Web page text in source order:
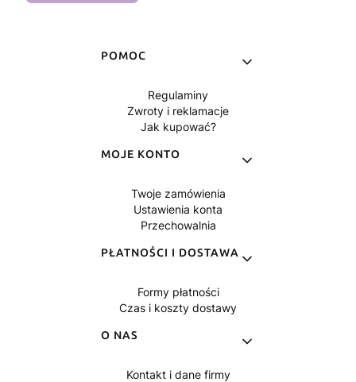
Linki w stopce
POMOC
Regulaminy
Zwroty i reklamacje
Jak kupować?
MOJE KONTO
Twoje zamówienia
Ustawienia konta
Przechowalnia
PŁATNOŚCI I DOSTAWA
Formy płatności
Czas i koszty dostawy
O NAS
Kontakt i dane firmy